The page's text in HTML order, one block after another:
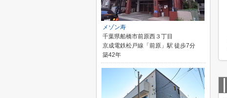
メゾン寿
千葉県船橋市前原西３丁目
京成電鉄松戸線「前原」駅 徒歩7分
築42年